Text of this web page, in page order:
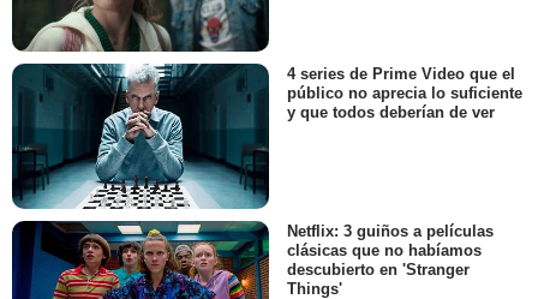
4 series de Prime Video que el
público no aprecia lo suficiente
y que todos deberían de ver
Netflix: 3 guiños a películas
clásicas que no habíamos
descubierto en 'Stranger
Things'